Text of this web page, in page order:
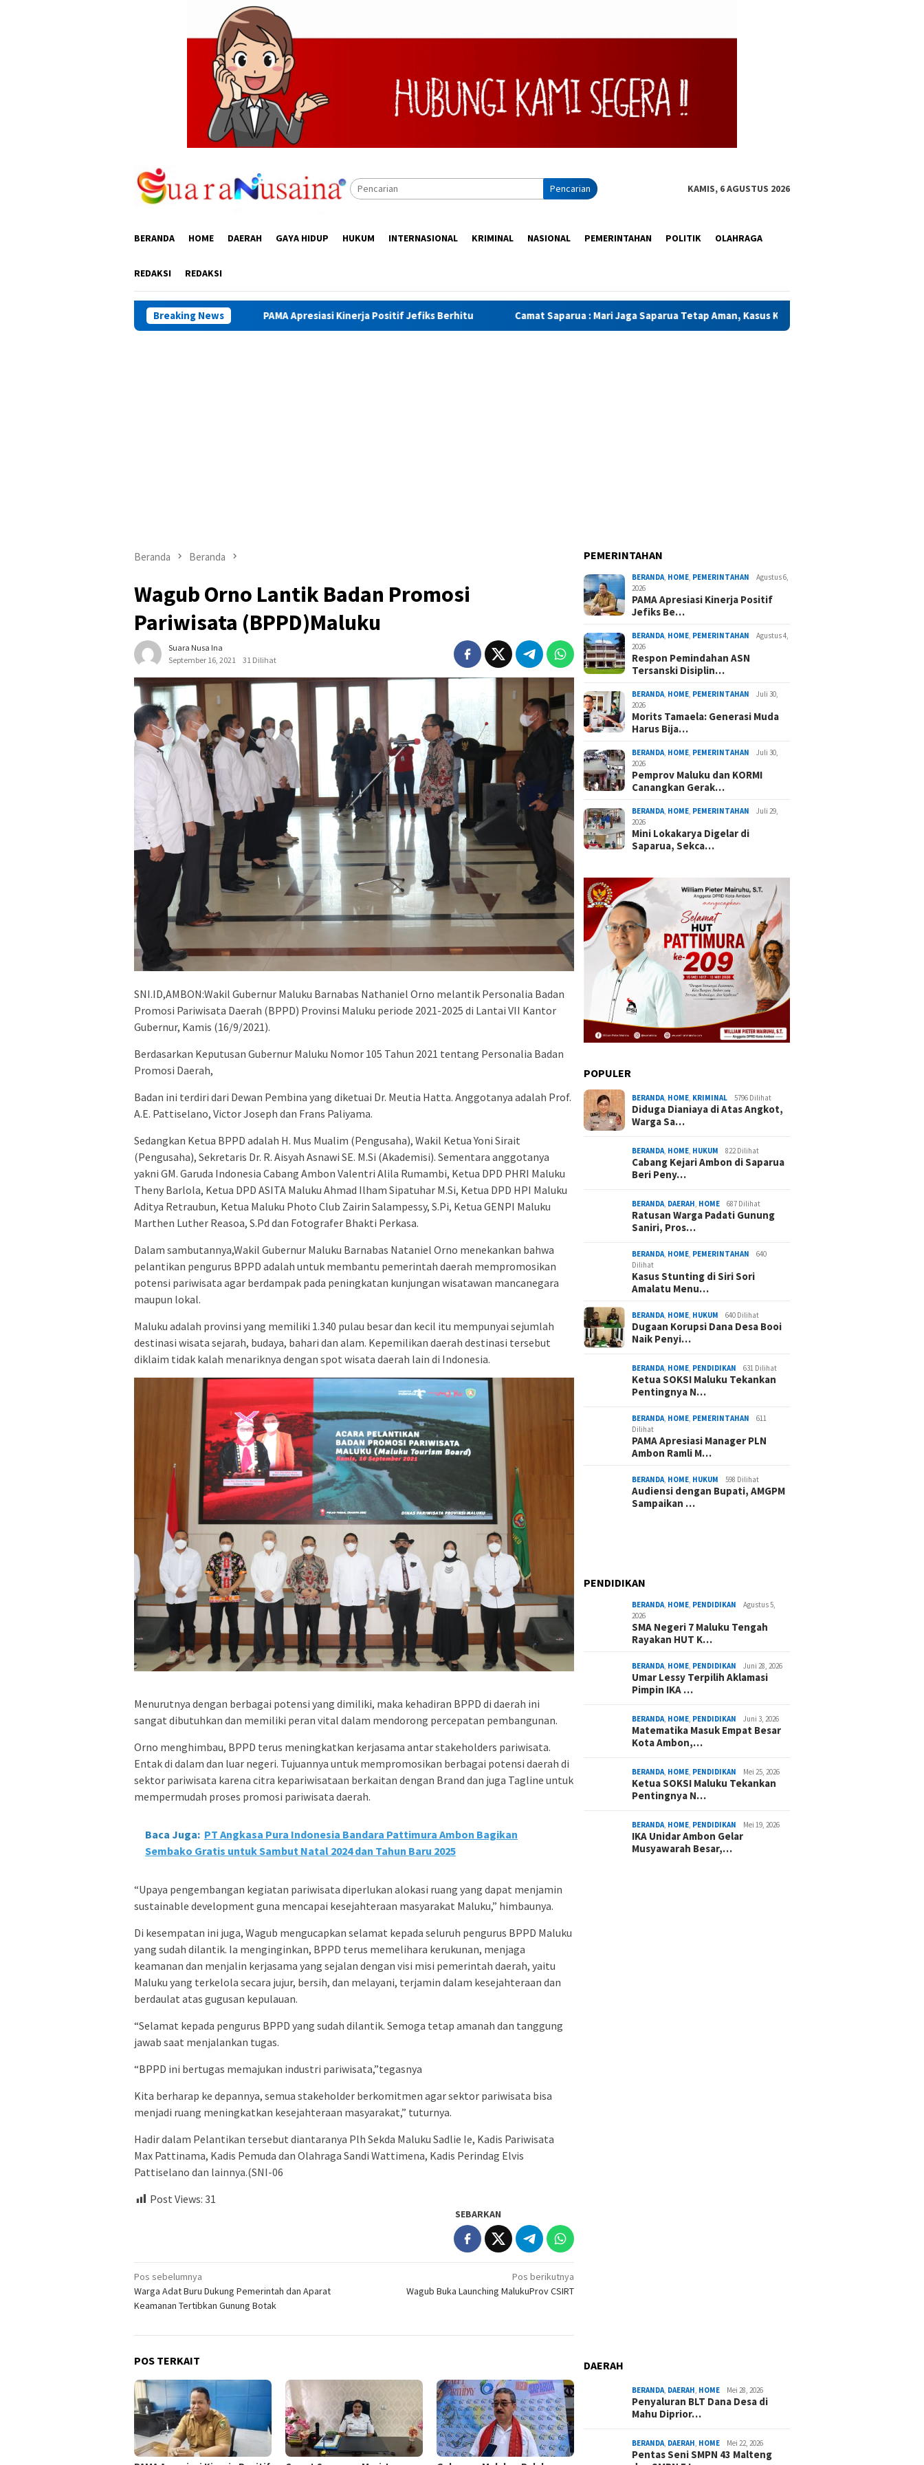
Pencarian KAMIS, 6 AGUSTUS 2026
BERANDA HOME DAERAH GAYA HIDUP HUKUM INTERNASIONAL KRIMINAL NASIONAL PEMERINTAHAN POLITIK OLAHRAGA
REDAKSI REDAKSI
Breaking News
PAMA Apresiasi Kinerja Positif Jefiks Berhitu Camat Saparua : Mari Jaga Saparua Tetap Aman, Kasus Kriminal Jangan Picu Konflik
Beranda Beranda
Wagub Orno Lantik Badan Promosi
Pariwisata (BPPD)Maluku
Suara Nusa Ina
September 16, 2021
31 Dilihat
SNI.ID,AMBON:Wakil Gubernur Maluku Barnabas Nathaniel Orno melantik Personalia Badan
Promosi Pariwisata Daerah (BPPD) Provinsi Maluku periode 2021-2025 di Lantai VII Kantor
Gubernur, Kamis (16/9/2021).
Berdasarkan Keputusan Gubernur Maluku Nomor 105 Tahun 2021 tentang Personalia Badan
Promosi Daerah,
Badan ini terdiri dari Dewan Pembina yang diketuai Dr. Meutia Hatta. Anggotanya adalah Prof.
A.E. Pattiselano, Victor Joseph dan Frans Paliyama.
Sedangkan Ketua BPPD adalah H. Mus Mualim (Pengusaha), Wakil Ketua Yoni Sirait
(Pengusaha), Sekretaris Dr. R. Aisyah Asnawi SE. M.Si (Akademisi). Sementara anggotanya
yakni GM. Garuda Indonesia Cabang Ambon Valentri Alila Rumambi, Ketua DPD PHRI Maluku
Theny Barlola, Ketua DPD ASITA Maluku Ahmad Ilham Sipatuhar M.Si, Ketua DPD HPI Maluku
Aditya Retraubun, Ketua Maluku Photo Club Zairin Salampessy, S.Pi, Ketua GENPI Maluku
Marthen Luther Reasoa, S.Pd dan Fotografer Bhakti Perkasa.
Dalam sambutannya,Wakil Gubernur Maluku Barnabas Nataniel Orno menekankan bahwa
pelantikan pengurus BPPD adalah untuk membantu pemerintah daerah mempromosikan
potensi pariwisata agar berdampak pada peningkatan kunjungan wisatawan mancanegara
maupun lokal.
Maluku adalah provinsi yang memiliki 1.340 pulau besar dan kecil itu mempunyai sejumlah
destinasi wisata sejarah, budaya, bahari dan alam. Kepemilikan daerah destinasi tersebut
diklaim tidak kalah menariknya dengan spot wisata daerah lain di Indonesia.
Menurutnya dengan berbagai potensi yang dimiliki, maka kehadiran BPPD di daerah ini
sangat dibutuhkan dan memiliki peran vital dalam mendorong percepatan pembangunan.
Orno menghimbau, BPPD terus meningkatkan kerjasama antar stakeholders pariwisata.
Entak di dalam dan luar negeri. Tujuannya untuk mempromosikan berbagai potensi daerah di
sektor pariwisata karena citra kepariwisataan berkaitan dengan Brand dan juga Tagline untuk
mempermudah proses promosi pariwisata daerah.
Baca Juga: PT Angkasa Pura Indonesia Bandara Pattimura Ambon Bagikan
Sembako Gratis untuk Sambut Natal 2024 dan Tahun Baru 2025
“Upaya pengembangan kegiatan pariwisata diperlukan alokasi ruang yang dapat menjamin
sustainable development guna mencapai kesejahteraan masyarakat Maluku,” himbaunya.
Di kesempatan ini juga, Wagub mengucapkan selamat kepada seluruh pengurus BPPD Maluku
yang sudah dilantik. Ia menginginkan, BPPD terus memelihara kerukunan, menjaga
keamanan dan menjalin kerjasama yang sejalan dengan visi misi pemerintah daerah, yaitu
Maluku yang terkelola secara jujur, bersih, dan melayani, terjamin dalam kesejahteraan dan
berdaulat atas gugusan kepulauan.
“Selamat kepada pengurus BPPD yang sudah dilantik. Semoga tetap amanah dan tanggung
jawab saat menjalankan tugas.
“BPPD ini bertugas memajukan industri pariwisata,”tegasnya
Kita berharap ke depannya, semua stakeholder berkomitmen agar sektor pariwisata bisa
menjadi ruang meningkatkan kesejahteraan masyarakat,” tuturnya.
Hadir dalam Pelantikan tersebut diantaranya Plh Sekda Maluku Sadlie Ie, Kadis Pariwisata
Max Pattinama, Kadis Pemuda dan Olahraga Sandi Wattimena, Kadis Perindag Elvis
Pattiselano dan lainnya.(SNI-06
Post Views: 31
SEBARKAN
Navigasi
pos
Pos sebelumnya
Warga Adat Buru Dukung Pemerintah dan Aparat
Keamanan Tertibkan Gunung Botak
Pos berikutnya
Wagub Buka Launching MalukuProv CSIRT
POS TERKAIT
PEMERINTAHAN
BERANDA, HOME, PEMERINTAHAN
Agustus 6,
2026
PAMA Apresiasi Kinerja Positif
Jefiks Be…
BERANDA, HOME, PEMERINTAHAN
Agustus 4,
2026
Respon Pemindahan ASN
Tersanski Disiplin…
BERANDA, HOME, PEMERINTAHAN
Juli 30,
2026
Morits Tamaela: Generasi Muda
Harus Bija…
BERANDA, HOME, PEMERINTAHAN
Juli 30,
2026
Pemprov Maluku dan KORMI
Canangkan Gerak…
BERANDA, HOME, PEMERINTAHAN
Juli 29,
2026
Mini Lokakarya Digelar di
Saparua, Sekca…
POPULER
BERANDA HOME KRIMINAL 5796 Dilihat
Diduga Dianiaya di Atas Angkot,
Warga Sa…
BERANDA HOME HUKUM 822 Dilihat
Cabang Kejari Ambon di Saparua
Beri Peny…
BERANDA DAERAH HOME 687 Dilihat
Ratusan Warga Padati Gunung
Saniri, Pros…
BERANDA HOME PEMERINTAHAN
640
Dilihat
Kasus Stunting di Siri Sori
Amalatu Menu…
BERANDA HOME HUKUM 640 Dilihat
Dugaan Korupsi Dana Desa Booi
Naik Penyi…
BERANDA HOME PENDIDIKAN 631 Dilihat
Ketua SOKSI Maluku Tekankan
Pentingnya N…
BERANDA HOME PEMERINTAHAN
611
Dilihat
PAMA Apresiasi Manager PLN
Ambon Ramli M…
BERANDA HOME HUKUM 598 Dilihat
Audiensi dengan Bupati, AMGPM
Sampaikan …
PENDIDIKAN
BERANDA HOME PENDIDIKAN
Agustus 5,
2026
SMA Negeri 7 Maluku Tengah
Rayakan HUT K…
BERANDA HOME PENDIDIKAN Juni 28, 2026
Umar Lessy Terpilih Aklamasi
Pimpin IKA …
BERANDA HOME PENDIDIKAN Juni 3, 2026
Matematika Masuk Empat Besar
Kota Ambon,…
BERANDA HOME PENDIDIKAN Mei 25, 2026
Ketua SOKSI Maluku Tekankan
Pentingnya N…
BERANDA HOME PENDIDIKAN Mei 19, 2026
IKA Unidar Ambon Gelar
Musyawarah Besar,…
DAERAH
BERANDA DAERAH HOME Mei 28, 2026
Penyaluran BLT Dana Desa di
Mahu Diprior…
BERANDA DAERAH HOME Mei 22, 2026
Pentas Seni SMPN 43 Malteng